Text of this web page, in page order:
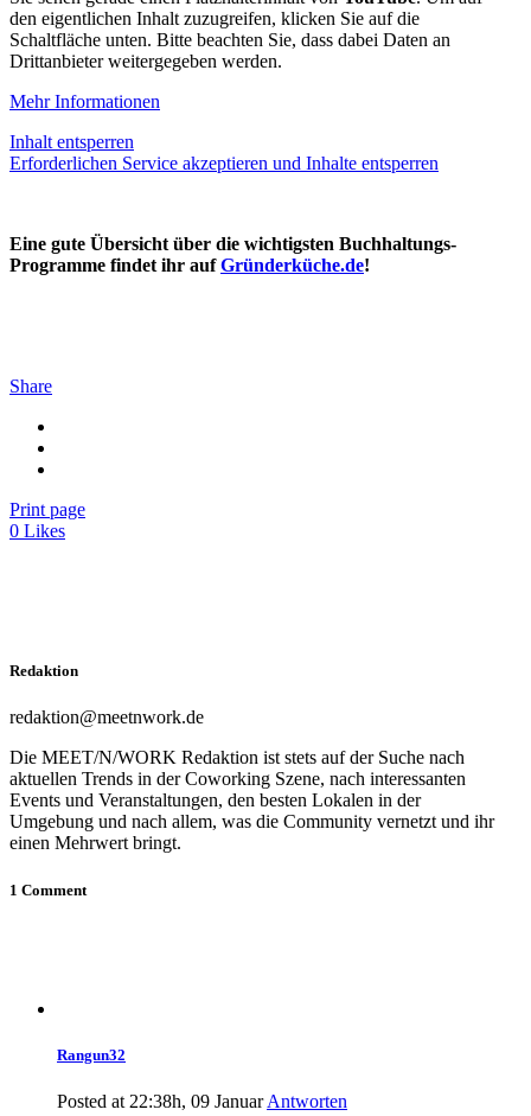
den eigentlichen Inhalt zuzugreifen, klicken Sie auf die
Schaltfläche unten. Bitte beachten Sie, dass dabei Daten an
Drittanbieter weitergegeben werden.
Mehr Informationen
Inhalt entsperren
Erforderlichen Service akzeptieren und Inhalte entsperren
Eine gute Übersicht über die wichtigsten Buchhaltungs-
Programme findet ihr aufGründerküche.de!
Share
Print page
0 Likes
Redaktion
redaktion@meetnwork.de
Die MEET/N/WORK Redaktion ist stets auf der Suche nach
aktuellen Trends in der Coworking Szene, nach interessanten
Events und Veranstaltungen, den besten Lokalen in der
Umgebung und nach allem, was die Community vernetzt und ihr
einen Mehrwert bringt.
1 Comment
Rangun32
Posted at 22:38h, 09 Januar Antworten